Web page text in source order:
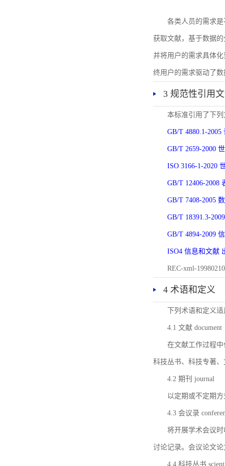
各类人员的需求
获取文献，基于数据
并将用户的需求具体
终用户的需求驱动了
3 规范性引用
本标准引用了下
GB/T 4880.1-
GB/T 2659-2000
ISO 3166-1-2020
GB/T 12406-2008
GB/T 7408-2005
GB/T 18391.3-
GB/T 4894-2009
ISO4 信息和文献
REC-xml-
4 术语和定义
下列术语和定义
4.1 文献 document
在文献工作过程
科技丛书、科技专著
4.2 期刊 journal
以定期或不定期
4.3 会议录
将开展学术会议
讨论记录。会议论文
4.4 科技丛书